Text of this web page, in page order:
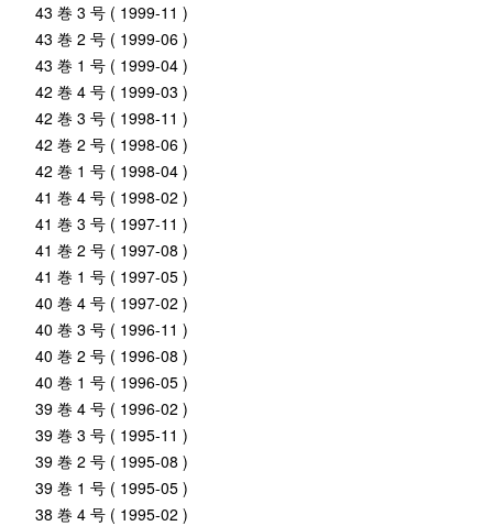
43 巻 3 号 ( 1999-11 )
43 巻 2 号 ( 1999-06 )
43 巻 1 号 ( 1999-04 )
42 巻 4 号 ( 1999-03 )
42 巻 3 号 ( 1998-11 )
42 巻 2 号 ( 1998-06 )
42 巻 1 号 ( 1998-04 )
41 巻 4 号 ( 1998-02 )
41 巻 3 号 ( 1997-11 )
41 巻 2 号 ( 1997-08 )
41 巻 1 号 ( 1997-05 )
40 巻 4 号 ( 1997-02 )
40 巻 3 号 ( 1996-11 )
40 巻 2 号 ( 1996-08 )
40 巻 1 号 ( 1996-05 )
39 巻 4 号 ( 1996-02 )
39 巻 3 号 ( 1995-11 )
39 巻 2 号 ( 1995-08 )
39 巻 1 号 ( 1995-05 )
38 巻 4 号 ( 1995-02 )